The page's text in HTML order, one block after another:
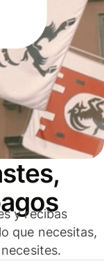
y recibas
que necesitas,